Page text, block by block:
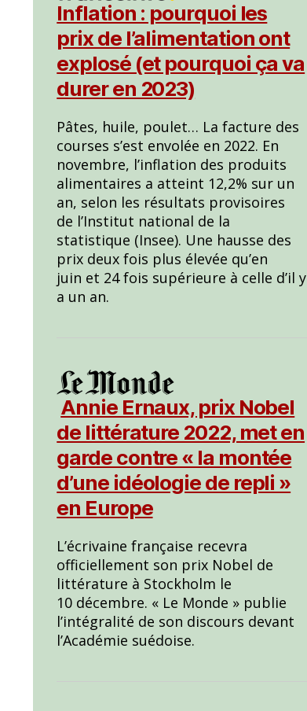
Inflation : pourquoi les
prix de l’alimentation ont
explosé (et pourquoi ça va
durer en 2023)
Pâtes, huile, poulet… La facture des
courses s’est envolée en 2022. En
novembre, l’inflation des produits
alimentaires a atteint 12,2% sur un
an, selon les résultats provisoires
de l’Institut national de la
statistique (Insee). Une hausse des
prix deux fois plus élevée qu’en
juin et 24 fois supérieure à celle d’il y
a un an.
Annie Ernaux, prix Nobel
de littérature 2022, met en
garde contre « la montée
d’une idéologie de repli »
en Europe
L’écrivaine française recevra
officiellement son prix Nobel de
littérature à Stockholm le
10 décembre. « Le Monde » publie
l’intégralité de son discours devant
l’Académie suédoise.